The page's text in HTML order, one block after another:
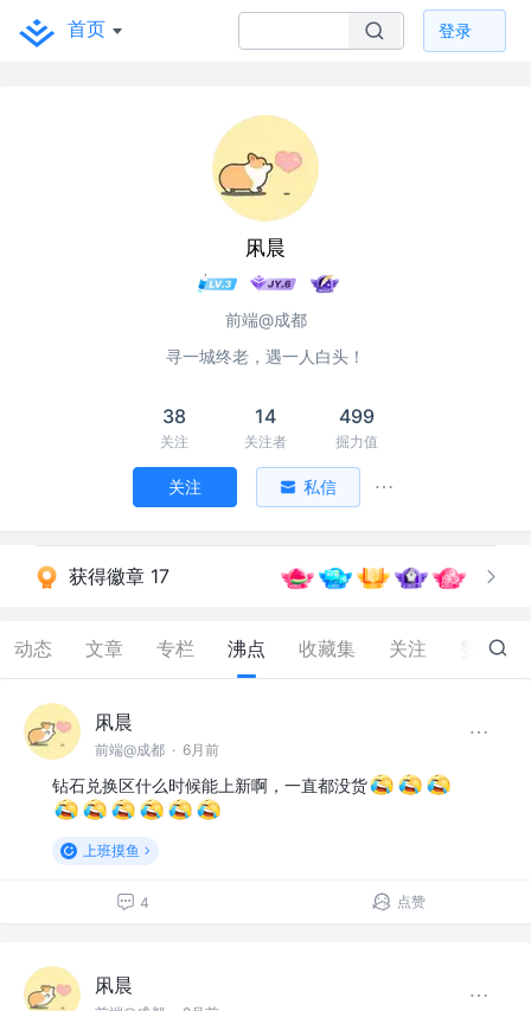
首页 登录
凩晨
前端@成都
寻一城终老，遇一人白头！
38
关注
14
关注者
499
掘力值
关注 私信
获得徽章 17
动态 文章 专栏 沸点 收藏集 关注 57
凩晨
前端@成都 · 6月前
钻石兑换区什么时候能上新啊，一直都没货
上班摸鱼
4 点赞
凩晨